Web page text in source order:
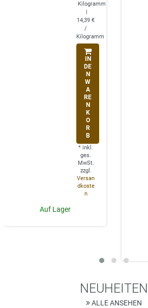
Kilogramm
14,39 €
/
Kilogramm
IN
DE
N
W
A
RE
N
K
O
R
B
* inkl.
ges.
MwSt.
zzgl.
Versan
dkoste
n
Auf Lager
NEUHEITEN
ALLE ANSEHEN